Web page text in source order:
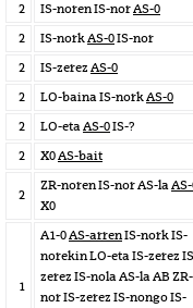
2
IS-noren IS-norAS-0
2
IS-norkAS-0IS-nor
2
IS-zerez AS-0
2
LO-baina IS-norkAS-0
2
LO-etaAS-0IS-?
2
X0AS-bait
2
ZR-noren IS-nor AS-la
X0
1
A1-0AS-arrenIS-nork IS-
norekin LO-eta IS-zerez
zerez IS-nola AS-la AB ZR-
nor IS-zerez IS-nongo IS-